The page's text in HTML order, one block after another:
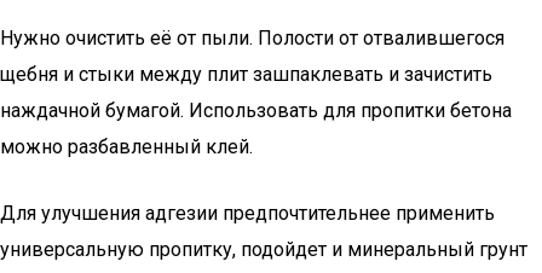
Нужно очистить её от пыли. Полости от отвалившегося
щебня и стыки между плит зашпаклевать и зачистить
наждачной бумагой. Использовать для пропитки бетона
можно разбавленный клей.
Для улучшения адгезии предпочтительнее применить
универсальную пропитку, подойдет и минеральный грунт